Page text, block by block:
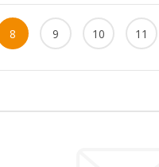
van
a boltban is
8 9 10 11